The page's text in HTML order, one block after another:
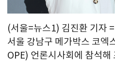
(서울=뉴스1) 김진환 기자
서울 강남구 메가박스 코엑
OPE) 언론시사회에 참석해